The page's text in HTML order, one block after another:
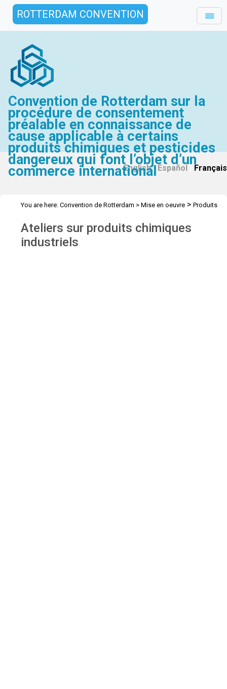
ROTTERDAM CONVENTION
Convention de Rotterdam sur la
procédure de consentement
préalable en connaissance de
cause applicable à certains
produits chimiques et pesticides
dangereux qui font l’objet d’un
commerce international
English| Español Français
You are here: Convention de Rotterdam > Mise en oeuvre > Produits
Ateliers sur produits chimiques
industriels